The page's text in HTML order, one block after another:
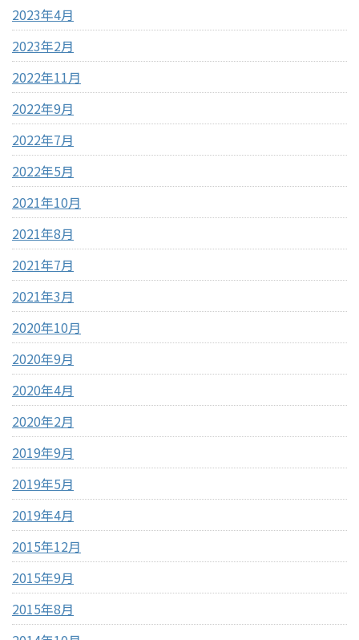
2023年4月
2023年2月
2022年11月
2022年9月
2022年7月
2022年5月
2021年10月
2021年8月
2021年7月
2021年3月
2020年10月
2020年9月
2020年4月
2020年2月
2019年9月
2019年5月
2019年4月
2015年12月
2015年9月
2015年8月